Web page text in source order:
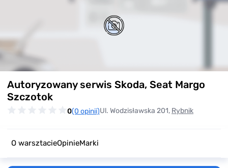
Autoryzowany serwis Skoda, Seat Margo
Szczotok
0(0 opinii)Ul. Wodzisławska 201, Rybnik
O warsztacieOpinieMarki